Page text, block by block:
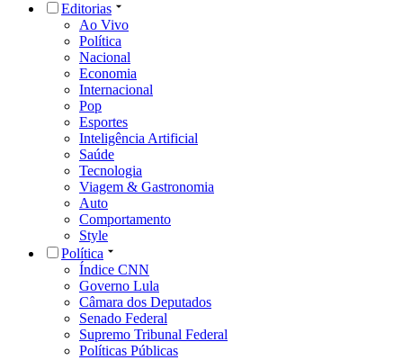
Editorias
Ao Vivo
Política
Nacional
Economia
Internacional
Pop
Esportes
Inteligência Artificial
Saúde
Tecnologia
Viagem & Gastronomia
Auto
Comportamento
Style
Política
Índice CNN
Governo Lula
Câmara dos Deputados
Senado Federal
Supremo Tribunal Federal
Políticas Públicas